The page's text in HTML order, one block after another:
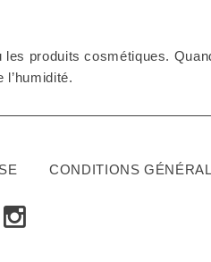
produits cosmétiques.
CONDITIONS